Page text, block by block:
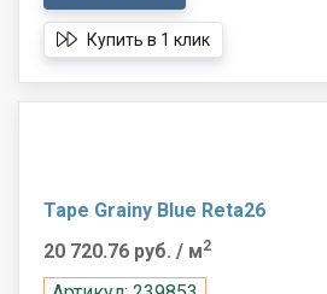
Купить в 1 клик
Tape Grainy Blue Reta26
20 720.76 руб. / м2